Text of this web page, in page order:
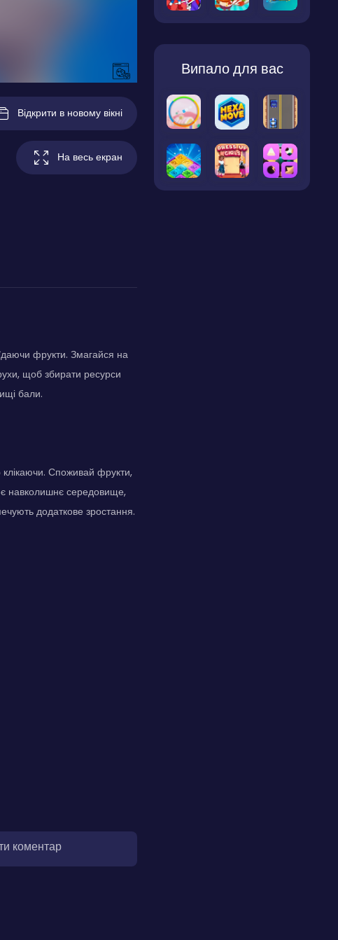
Відкрити в новому вікні
На весь екран
фрукти. Змагайся на
щоб збирати ресурси
бали.
клікаючи. Споживай фрукти,
навколишнє середовище,
додаткове зростання.
коментар
Випало для вас